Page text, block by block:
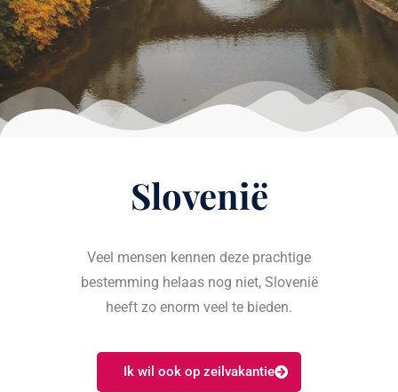
Slovenië
Veel mensen kennen deze prachtige
bestemming helaas nog niet, Slovenië
heeft zo enorm veel te bieden.
Ik wil ook op zeilvakantie